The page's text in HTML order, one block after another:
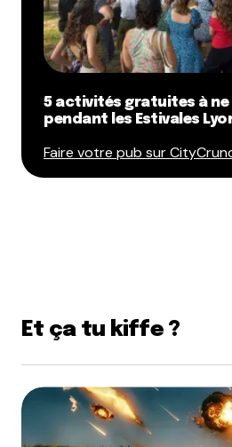
5 activités gratuites à ne
pendant les Estivales
Faire votre pub sur
Et ça tu kiffe ?